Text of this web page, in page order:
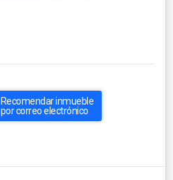
Recomendar inmueble
por correo electrónico